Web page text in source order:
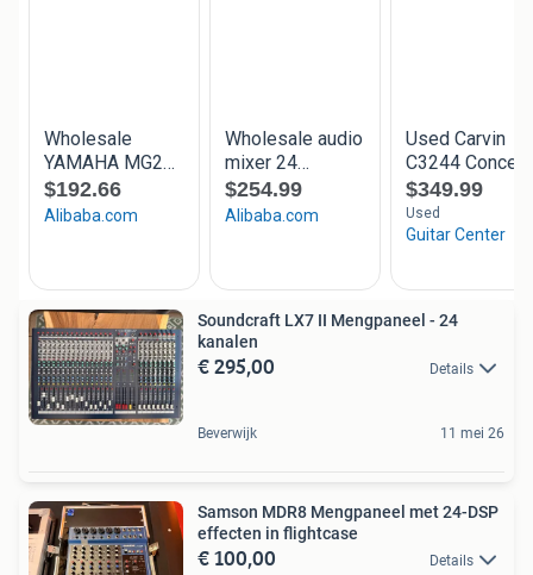
Soundcraft LX7 II Mengpaneel - 24
kanalen
€ 295,00 Details
Beverwijk 11 mei 26
Samson MDR8 Mengpaneel met 24-DSP
effecten in flightcase
€ 100,00 Details